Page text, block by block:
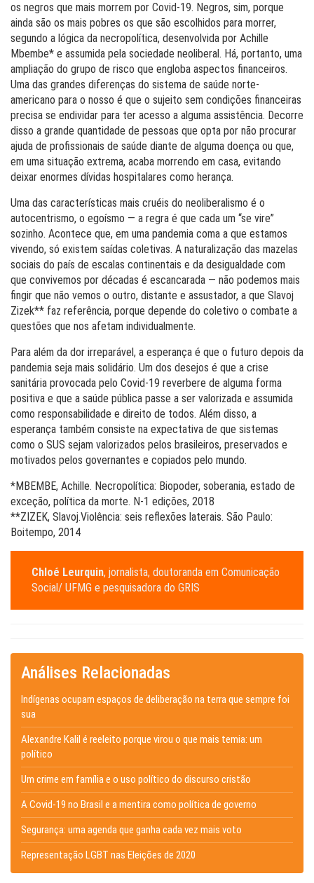
os negros que mais morrem por Covid-19. Negros, sim, porque
ainda são os mais pobres os que são escolhidos para morrer,
segundo a lógica da necropolítica, desenvolvida por Achille
Mbembe* e assumida pela sociedade neoliberal. Há, portanto, uma
ampliação do grupo de risco que engloba aspectos financeiros.
Uma das grandes diferenças do sistema de saúde norte-
americano para o nosso é que o sujeito sem condições financeiras
precisa se endividar para ter acesso a alguma assistência. Decorre
disso a grande quantidade de pessoas que opta por não procurar
ajuda de profissionais de saúde diante de alguma doença ou que,
em uma situação extrema, acaba morrendo em casa, evitando
deixar enormes dívidas hospitalares como herança.
Uma das características mais cruéis do neoliberalismo é o
autocentrismo, o egoísmo — a regra é que cada um “se vire”
sozinho. Acontece que, em uma pandemia coma a que estamos
vivendo, só existem saídas coletivas. A naturalização das mazelas
sociais do país de escalas continentais e da desigualdade com
que convivemos por décadas é escancarada — não podemos mais
fingir que não vemos o outro, distante e assustador, a que Slavoj
Zizek** faz referência, porque depende do coletivo o combate a
questões que nos afetam individualmente.
Para além da dor irreparável, a esperança é que o futuro depois da
pandemia seja mais solidário. Um dos desejos é que a crise
sanitária provocada pelo Covid-19 reverbere de alguma forma
positiva e que a saúde pública passe a ser valorizada e assumida
como responsabilidade e direito de todos. Além disso, a
esperança também consiste na expectativa de que sistemas
como o SUS sejam valorizados pelos brasileiros, preservados e
motivados pelos governantes e copiados pelo mundo.
*MBEMBE, Achille. Necropolítica: Biopoder, soberania, estado de
exceção, política da morte. N-1 edições, 2018
**ZIZEK, Slavoj.Violência: seis reflexões laterais. São Paulo:
Boitempo, 2014
Chloé Leurquin, jornalista, doutoranda em Comunicação
Social/ UFMG e pesquisadora do GRIS
Análises Relacionadas
Indígenas ocupam espaços de deliberação na terra que sempre foi
sua
Alexandre Kalil é reeleito porque virou o que mais temia: um
político
Um crime em família e o uso político do discurso cristão
A Covid-19 no Brasil e a mentira como política de governo
Segurança: uma agenda que ganha cada vez mais voto
Representação LGBT nas Eleições de 2020